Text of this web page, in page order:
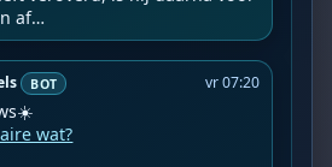
af…
BOT vr 07:20
wat?